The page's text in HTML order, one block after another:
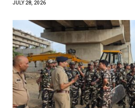
JULY 28, 2026